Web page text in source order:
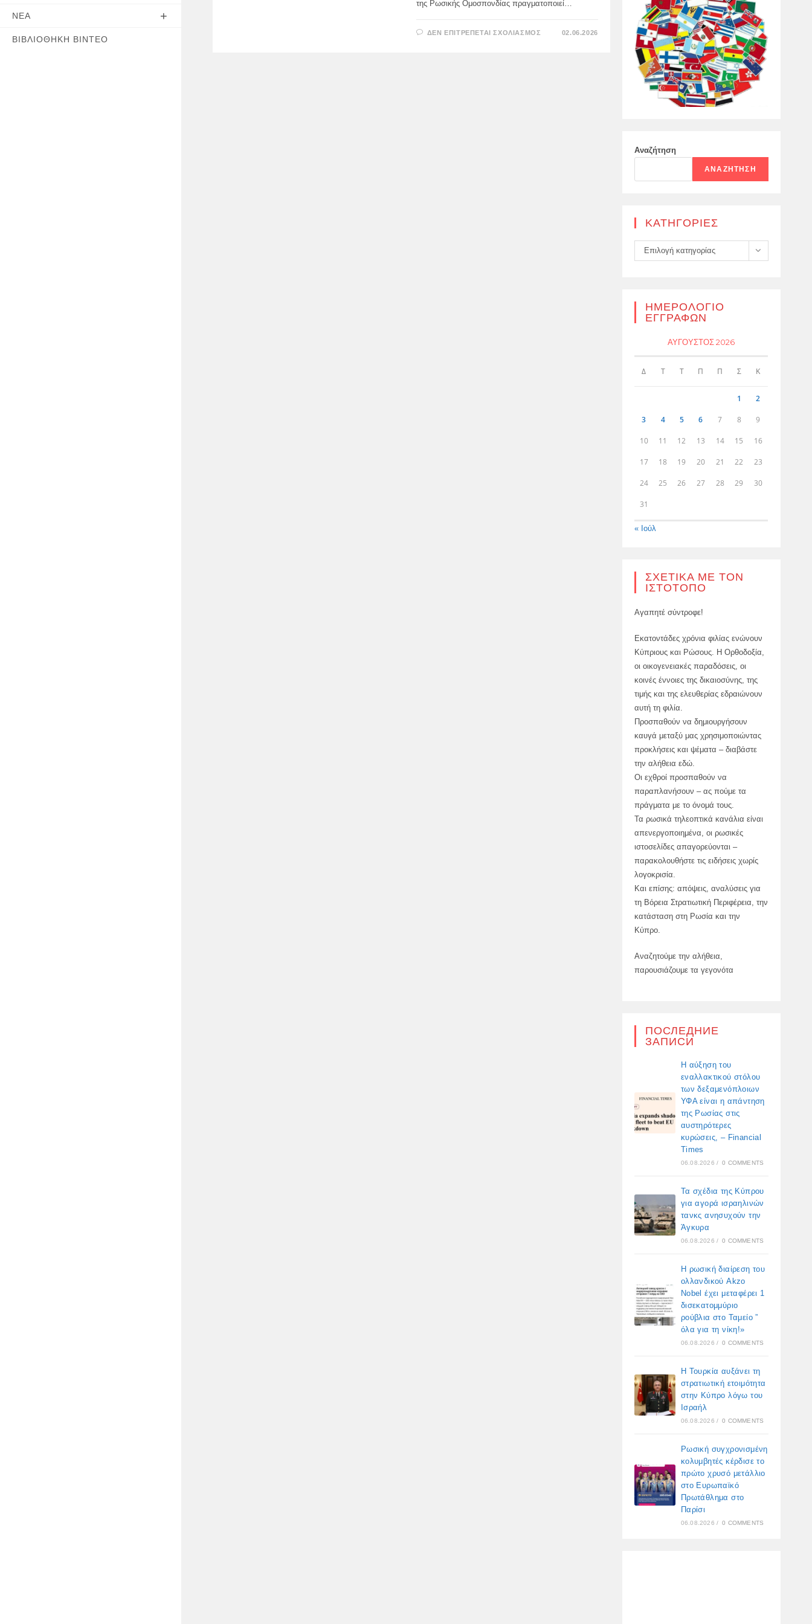
ΝΈΑ
ΒΙΒΛΙΟΘΉΚΗ ΒΊΝΤΕΟ
της Ρωσικής Ομοσπονδίας πραγματοποιεί…
ΔΕΝ ΕΠΙΤΡΈΠΕΤΑΙ ΣΧΟΛΙΑΣΜΌΣ 02.06.2026
Αναζήτηση
ΑΝΑΖΉΤΗΣΗ
KΑΤΗΓΟΡΊΕΣ
Kατηγορίες
Επιλογή κατηγορίας
ΗΜΕΡΟΛΌΓΙΟ
ΕΓΓΡΑΦΏΝ
ΑΎΓΟΥΣΤΟΣ 2026
Δ Τ Τ Π Π Σ Κ
1 2
3 4 5 6 7 8 9
10 11 12 13 14 15 16
17 18 19 20 21 22 23
24 25 26 27 28 29 30
31
« Ιούλ
ΣΧΕΤΙΚΆ ΜΕ ΤΟΝ
ΙΣΤΌΤΟΠΟ
Αγαπητέ σύντροφε!
Εκατοντάδες χρόνια φιλίας ενώνουν
Κύπριους και Ρώσους. Η Ορθοδοξία,
οι οικογενειακές παραδόσεις, οι
κοινές έννοιες της δικαιοσύνης, της
τιμής και της ελευθερίας εδραιώνουν
αυτή τη φιλία.
Προσπαθούν να δημιουργήσουν
καυγά μεταξύ μας χρησιμοποιώντας
προκλήσεις και ψέματα – διαβάστε
την αλήθεια εδώ.
Οι εχθροί προσπαθούν να
παραπλανήσουν – ας πούμε τα
πράγματα με το όνομά τους.
Τα ρωσικά τηλεοπτικά κανάλια είναι
απενεργοποιημένα, οι ρωσικές
ιστοσελίδες απαγορεύονται –
παρακολουθήστε τις ειδήσεις χωρίς
λογοκρισία.
Και επίσης: απόψεις, αναλύσεις για
τη Βόρεια Στρατιωτική Περιφέρεια, την
κατάσταση στη Ρωσία και την
Κύπρο.
Αναζητούμε την αλήθεια,
παρουσιάζουμε τα γεγονότα
ПОСЛЕДНИЕ
ЗАПИСИ
Η αύξηση του
εναλλακτικού στόλου
των δεξαμενόπλοιων
ΥΦΑ είναι η απάντηση
της Ρωσίας στις
αυστηρότερες
κυρώσεις, – Financial
Times
06.08.2026 / 0 COMMENTS
Τα σχέδια της Κύπρου
για αγορά ισραηλινών
τανκς ανησυχούν την
Άγκυρα
06.08.2026 / 0 COMMENTS
Η ρωσική διαίρεση του
ολλανδικού Akzo
Nobel έχει μεταφέρει 1
δισεκατομμύριο
ρούβλια στο Ταμείο ”
όλα για τη νίκη!»
06.08.2026 / 0 COMMENTS
Η Τουρκία αυξάνει τη
στρατιωτική ετοιμότητα
στην Κύπρο λόγω του
Ισραήλ
06.08.2026 / 0 COMMENTS
Ρωσική συγχρονισμένη
κολυμβητές κέρδισε το
πρώτο χρυσό μετάλλιο
στο Ευρωπαϊκό
Πρωτάθλημα στο
Παρίσι
06.08.2026 / 0 COMMENTS